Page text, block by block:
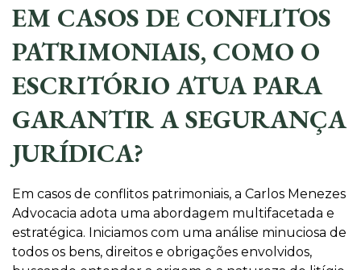
EM CASOS DE CONFLITOS
PATRIMONIAIS, COMO O
ESCRITÓRIO ATUA PARA
GARANTIR A SEGURANÇA
JURÍDICA?
Em casos de conflitos patrimoniais, a Carlos Menezes
Advocacia adota uma abordagem multifacetada e
estratégica. Iniciamos com uma análise minuciosa de
todos os bens, direitos e obrigações envolvidos,